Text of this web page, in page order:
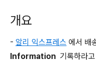
개요
- 알리 익스프레스 에서 배
Information 기록하라